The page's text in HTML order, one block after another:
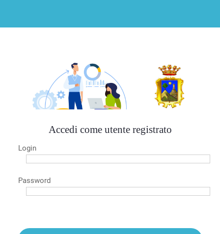
Accedi come utente registrato
Login
Password